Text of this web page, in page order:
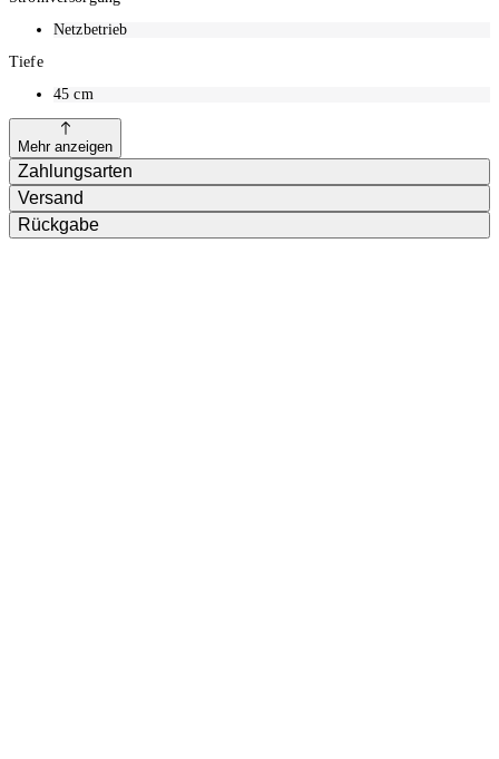
Netzbetrieb
Tiefe
45cm
Mehr anzeigen
Zahlungsarten
Versand
Rückgabe